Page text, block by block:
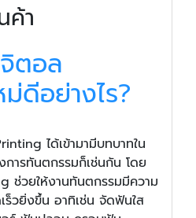
ค้า
ตอล
ดีอย่างไร?
ได้เข้ามามีบทบาทใน
ารทันตกรรมก็เช่นกัน โดย
ช่วยให้งานทันตกรรมมีความ
ร็วยิ่งขึ้น อาทิเช่น จัดฟันใส